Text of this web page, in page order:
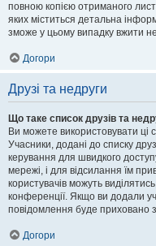
повною копією отриманого
яких міститься детальна
зможе у цьому випадку вжити
Догори
Друзі та недруги
Що таке список друзів та
Ви можете використовувати ці
Учасники, додані до списку
керування для швидкого
мережі, і для відсилання їм
користувачів можуть
конференції. Якщо ви додали
повідомлення буде приховано
Догори